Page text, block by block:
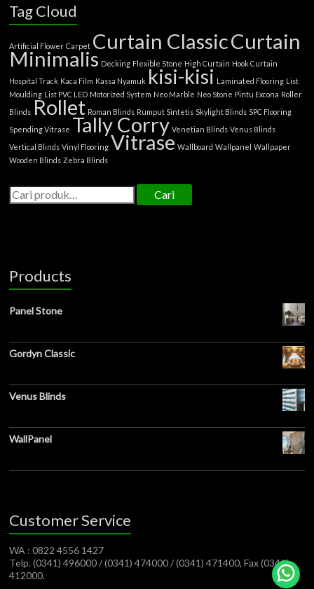
Tag Cloud
Artificial Flower Carpet Curtain ClassicCurtain
Minimalis Decking Flexible Stone High Curtain Hook Curtain
Hospital Track Kaca Film Kassa Nyamuk kisi-kisi Laminated Flooring List
Moulding List PVC LED Motorized System Neo Marble Neo Stone Pintu Excona Roller
Blinds Rollet Roman Blinds Rumput Sintetis Skylight Blinds SPC Flooring
Spending Vitrase Tally Corry Venetian Blinds Venus Blinds
Vertical Blinds Vinyl Flooring Vitrase Wallboard Wallpanel Wallpaper
Wooden Blinds Zebra Blinds
Cari
Products
Panel Stone
Gordyn Classic
Venus Blinds
WallPanel
Customer Service
WA : 0822 4556 1427
Telp. (0341) 496000 / (0341) 474000 / (0341) 471400, Fax (0341)
412000.